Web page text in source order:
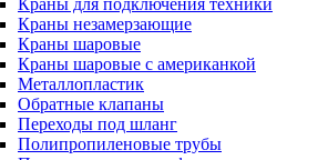
Краны для подключения техники
Краны незамерзающие
Краны шаровые
Краны шаровые с американкой
Металлопластик
Обратные клапаны
Переходы под шланг
Полипропиленовые трубы